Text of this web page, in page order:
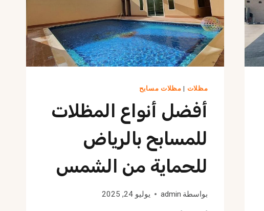
مظلات | مظلات مسابح
أفضل أنواع المظلات
للمسابح بالرياض
للحماية من الشمس
بواسطة admin يوليو 24, 2025